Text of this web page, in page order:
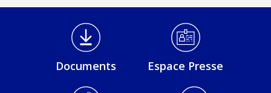
Médiathèque Footer
Documents Espace Presse